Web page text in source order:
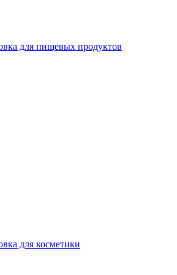
для пищевых продуктов
для косметики